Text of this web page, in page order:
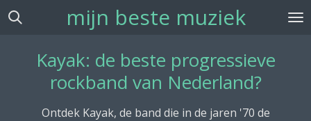
Ga
hoofdinhoud
mijn beste muziek
Kayak: de beste progressieve
rockband van Nederland?
Ontdek Kayak, de band die in de jaren '70 de